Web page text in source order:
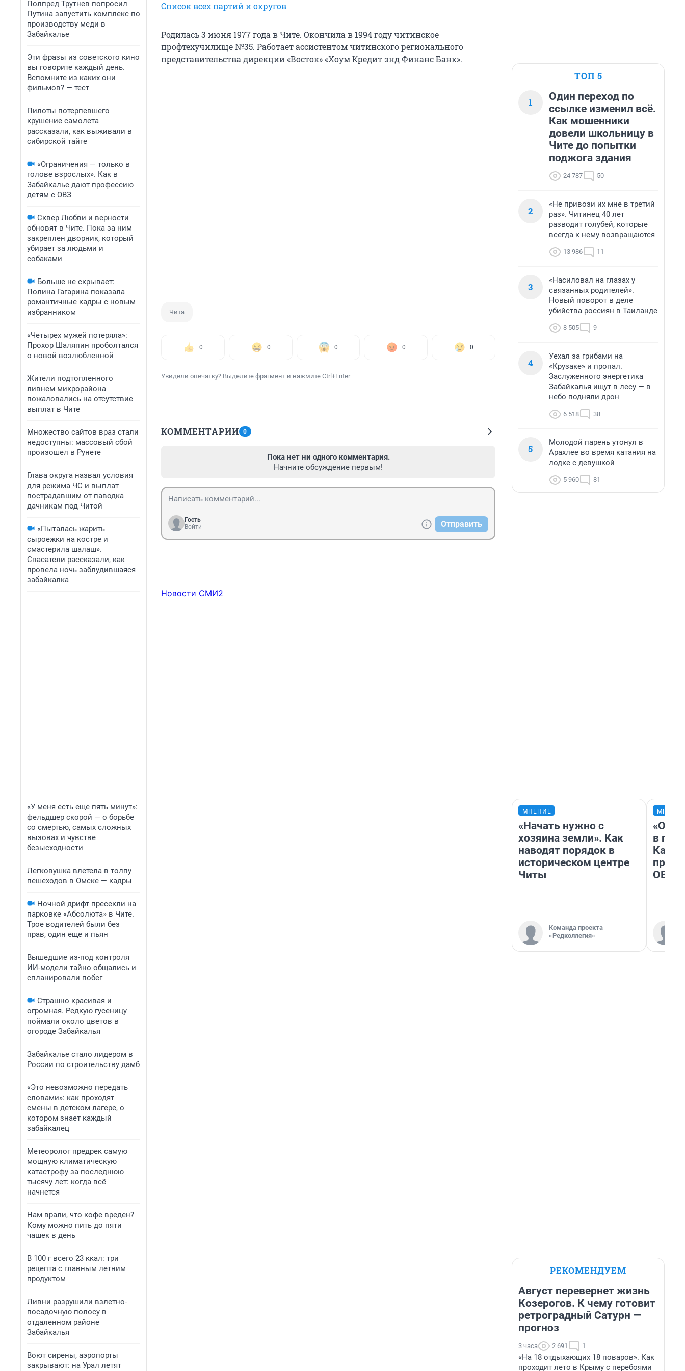
Полпред Трутнев попросил
Путина запустить комплекс по
производству меди в
Забайкалье
Эти фразы из советского кино
вы говорите каждый день.
Вспомните из каких они
фильмов? — тест
Пилоты потерпевшего
крушение самолета
рассказали, как выживали в
сибирской тайге
«Ограничения — только в
голове взрослых». Как в
Забайкалье дают профессию
детям с ОВЗ
Сквер Любви и верности
обновят в Чите. Пока за ним
закреплен дворник, который
убирает за людьми и
собаками
Больше не скрывает:
Полина Гагарина показала
романтичные кадры с новым
избранником
«Четырех мужей потеряла»:
Прохор Шаляпин проболтался
о новой возлюбленной
Жители подтопленного
ливнем микрорайона
пожаловались на отсутствие
выплат в Чите
Множество сайтов враз стали
недоступны: массовый сбой
произошел в Рунете
Глава округа назвал условия
для режима ЧС и выплат
пострадавшим от паводка
дачникам под Читой
«Пыталась жарить
сыроежки на костре и
смастерила шалаш».
Спасатели рассказали, как
провела ночь заблудившаяся
забайкалка
«У меня есть еще пять минут»:
фельдшер скорой — о борьбе
со смертью, самых сложных
вызовах и чувстве
безысходности
Легковушка влетела в толпу
пешеходов в Омске — кадры
Ночной дрифт пресекли на
парковке «Абсолюта» в Чите.
Трое водителей были без
прав, один еще и пьян
Вышедшие из-под контроля
ИИ-модели тайно общались и
спланировали побег
Страшно красивая и
огромная. Редкую гусеницу
поймали около цветов в
огороде Забайкалья
Забайкалье стало лидером в
России по строительству дамб
«Это невозможно передать
словами»: как проходят
смены в детском лагере, о
котором знает каждый
забайкалец
Метеоролог предрек самую
мощную климатическую
катастрофу за последнюю
тысячу лет: когда всё
начнется
Нам врали, что кофе вреден?
Кому можно пить до пяти
чашек в день
В 100 г всего 23 ккал: три
рецепта с главным летним
продуктом
Ливни разрушили взлетно-
посадочную полосу в
отдаленном районе
Забайкалья
Воют сирены, аэропорты
закрывают: на Урал летят
Список всех партий и округов
Родилась 3 июня 1977 года в Чите. Окончила в 1994 году читинское
профтехучилище №35. Работает ассистентом читинского регионального
представительства дирекции «Восток» «Хоум Кредит энд Финанс Банк».
Чита
0 0 0 0 0
Увидели опечатку? Выделите фрагмент и нажмите Ctrl+Enter
КОММЕНТАРИИ 0
Пока нет ни одного комментария.
Начните обсуждение первым!
Гость
Войти
Отправить
Новости СМИ2
ТОП 5
1
Один переход по
ссылке изменил всё.
Как мошенники
довели школьницу в
Чите до попытки
поджога здания
24 787 50
2
«Не привози их мне в третий
раз». Читинец 40 лет
разводит голубей, которые
всегда к нему возвращаются
13 986 11
3
«Насиловал на глазах у
связанных родителей».
Новый поворот в деле
убийства россиян в Таиланде
8 505 9
4
Уехал за грибами на
«Крузаке» и пропал.
Заслуженного энергетика
Забайкалья ищут в лесу — в
небо подняли дрон
6 518 38
5
Молодой парень утонул в
Арахлее во время катания на
лодке с девушкой
5 960 81
МНЕНИЕ
«Начать нужно с
хозяина земли». Как
наводят порядок в
историческом центре
Читы
Команда проекта
«Редколлегия»
в
Как в
ОВЗ
РЕКОМЕНДУЕМ
Август перевернет жизнь
Козерогов. К чему готовит
ретроградный Сатурн —
прогноз
3 часа 2 691 1
«На 18 отдыхающих 18 поваров». Как
проходит лето в Крыму с перебоями